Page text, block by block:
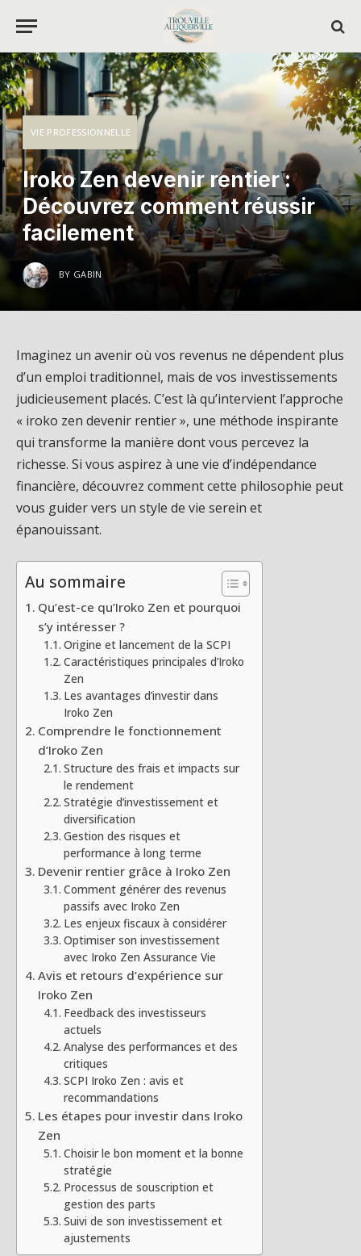
VIE PROFESSIONNELLE
Iroko Zen devenir rentier :
Découvrez comment réussir
facilement
BY GABIN
Imaginez un avenir où vos revenus ne dépendent plus
d’un emploi traditionnel, mais de vos investissements
judicieusement placés. C’est là qu’intervient l’approche
« iroko zen devenir rentier », une méthode inspirante
qui transforme la manière dont vous percevez la
richesse. Si vous aspirez à une vie d’indépendance
financière, découvrez comment cette philosophie peut
vous guider vers un style de vie serein et
épanouissant.
Au sommaire
Qu’est-ce qu’Iroko Zen et pourquoi
s’y intéresser ?
Origine et lancement de la SCPI
Caractéristiques principales d’Iroko
Zen
Les avantages d’investir dans
Iroko Zen
Comprendre le fonctionnement
d’Iroko Zen
Structure des frais et impacts sur
le rendement
Stratégie d’investissement et
diversification
Gestion des risques et
performance à long terme
Devenir rentier grâce à Iroko Zen
Comment générer des revenus
passifs avec Iroko Zen
Les enjeux fiscaux à considérer
Optimiser son investissement
avec Iroko Zen Assurance Vie
Avis et retours d’expérience sur
Iroko Zen
Feedback des investisseurs
actuels
Analyse des performances et des
critiques
SCPI Iroko Zen : avis et
recommandations
Les étapes pour investir dans Iroko
Zen
Choisir le bon moment et la bonne
stratégie
Processus de souscription et
gestion des parts
Suivi de son investissement et
ajustements